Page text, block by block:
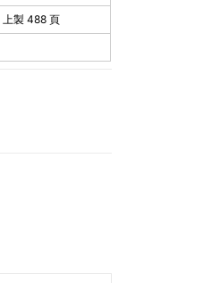
上製 488 頁